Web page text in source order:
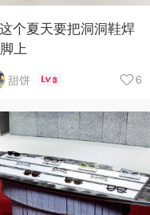
个夏天要把洞洞鞋焊
上
甜饼 3 6